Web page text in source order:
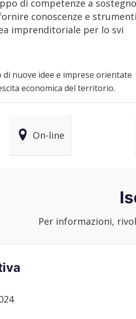
di competenze a
conoscenze e
imprenditoriale per lo svi
nuove idee e imprese orientate
economica del territorio.
On-line
Per informazioni,